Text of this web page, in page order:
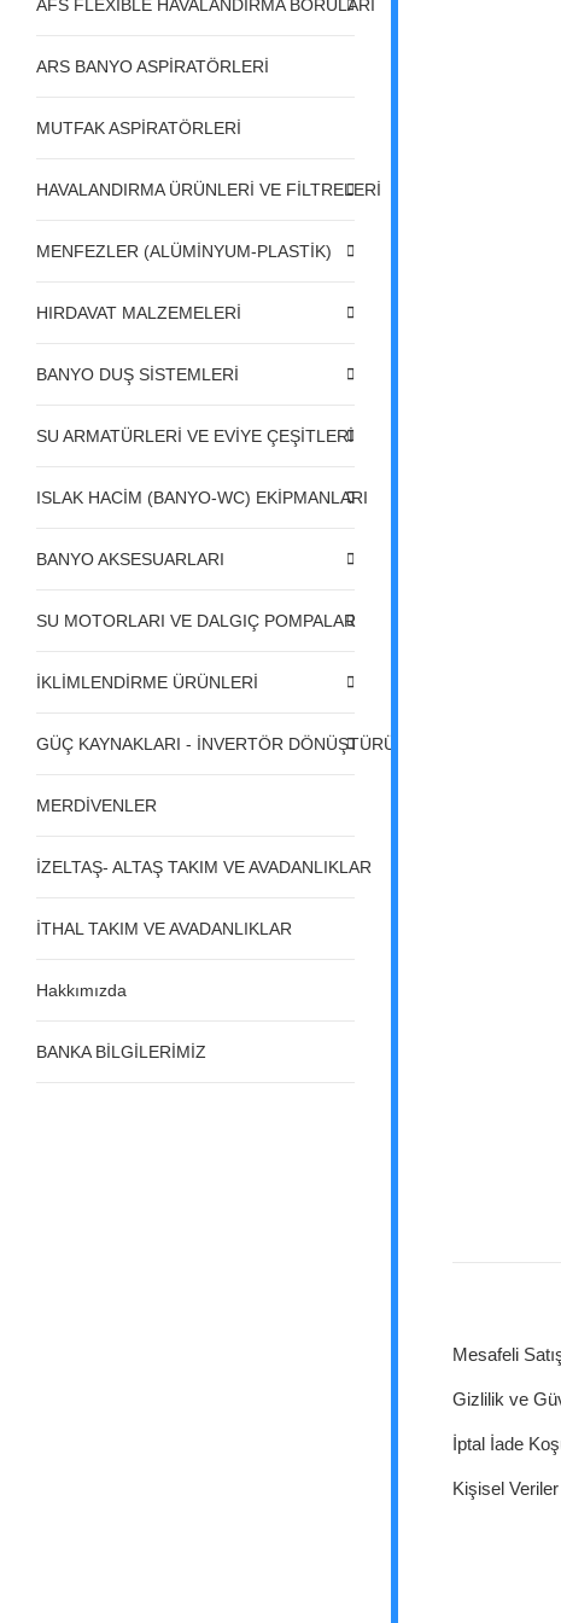
AFS FLEXIBLE HAVALANDIRMA BORULARI
ARS BANYO ASPİRATÖRLERİ
MUTFAK ASPİRATÖRLERİ
HAVALANDIRMA ÜRÜNLERİ VE FİLTRELERİ
MENFEZLER (ALÜMİNYUM-PLASTİK)
HIRDAVAT MALZEMELERİ
BANYO DUŞ SİSTEMLERİ
SU ARMATÜRLERİ VE EVİYE ÇEŞİTLERİ
ISLAK HACİM (BANYO-WC) EKİPMANLARI
BANYO AKSESUARLARI
SU MOTORLARI VE DALGIÇ POMPALAR
İKLİMLENDİRME ÜRÜNLERİ
GÜÇ KAYNAKLARI - İNVERTÖR DÖNÜŞTÜRÜCÜLER -
MERDİVENLER
İZELTAŞ- ALTAŞ TAKIM VE AVADANLIKLAR
İTHAL TAKIM VE AVADANLIKLAR
Hakkımızda
BANKA BİLGİLERİMİZ
Mesafeli
Gizlilik ve
İptal İade
Kişisel